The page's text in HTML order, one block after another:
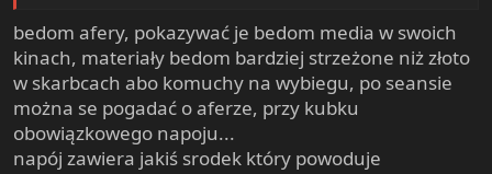
bedom afery, pokazywać je bedom media w swoich
kinach, materiały bedom bardziej strzeżone niż złoto
w skarbcach abo komuchy na wybiegu, po seansie
można se pogadać o aferze, przy kubku
obowiązkowego napoju...
napój zawiera jakiś srodek który powoduje